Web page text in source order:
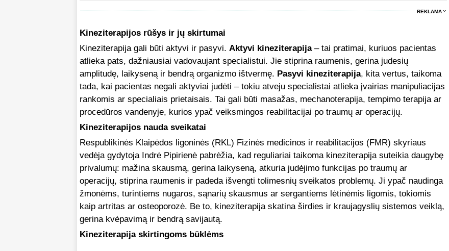
REKLAMA
Kineziterapijos rūšys ir jų skirtumai
Kineziterapija gali būti aktyvi ir pasyvi. Aktyvi kineziterapija– tai pratimai, kuriuos pacientas
atlieka pats, dažniausiai vadovaujant specialistui. Jie stiprina raumenis, gerina judesių
amplitudę, laikyseną ir bendrą organizmo ištvermę. Pasyvi kineziterapija, kita vertus, taikoma
tada, kai pacientas negali aktyviai judėti – tokiu atveju specialistai atlieka įvairias manipuliacijas
rankomis ar specialiais prietaisais. Tai gali būti masažas, mechanoterapija, tempimo terapija ar
procedūros vandenyje, kurios ypač veiksmingos reabilitacijai po traumų ar operacijų.
Kineziterapijos nauda sveikatai
Respublikinės Klaipėdos ligoninės (RKL) Fizinės medicinos ir reabilitacijos (FMR) skyriaus
vedėja gydytoja Indrė Pipirienė pabrėžia, kad reguliariai taikoma kineziterapija suteikia daugybę
privalumų: mažina skausmą, gerina laikyseną, atkuria judėjimo funkcijas po traumų ar
operacijų, stiprina raumenis ir padeda išvengti tolimesnių sveikatos problemų. Ji ypač naudinga
žmonėms, turintiems nugaros, sąnarių skausmus ar sergantiems lėtinėmis ligomis, tokiomis
kaip artritas ar osteoporozė. Be to, kineziterapija skatina širdies ir kraujagyslių sistemos veiklą,
gerina kvėpavimą ir bendrą savijautą.
Kineziterapija skirtingoms būklėms